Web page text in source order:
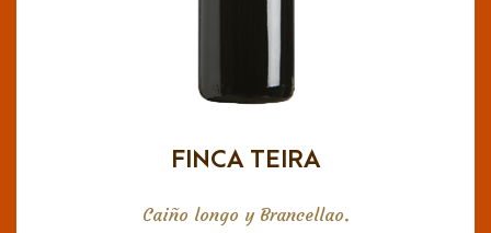
FINCA TEIRA
Caiño longo y Brancellao.